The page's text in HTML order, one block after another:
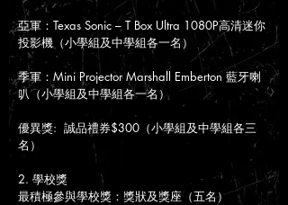
亞軍：Texas Sonic – T Box Ultra 1080P高清迷你
投影機（小學組及中學組各一名）
季軍：Mini Projector Marshall Emberton 藍牙喇
叭（小學組及中學組各一名）
優異獎: 誠品禮券$300（小學組及中學組各三
名）
2. 學校獎
最積極參與學校獎：獎狀及獎座（五名）